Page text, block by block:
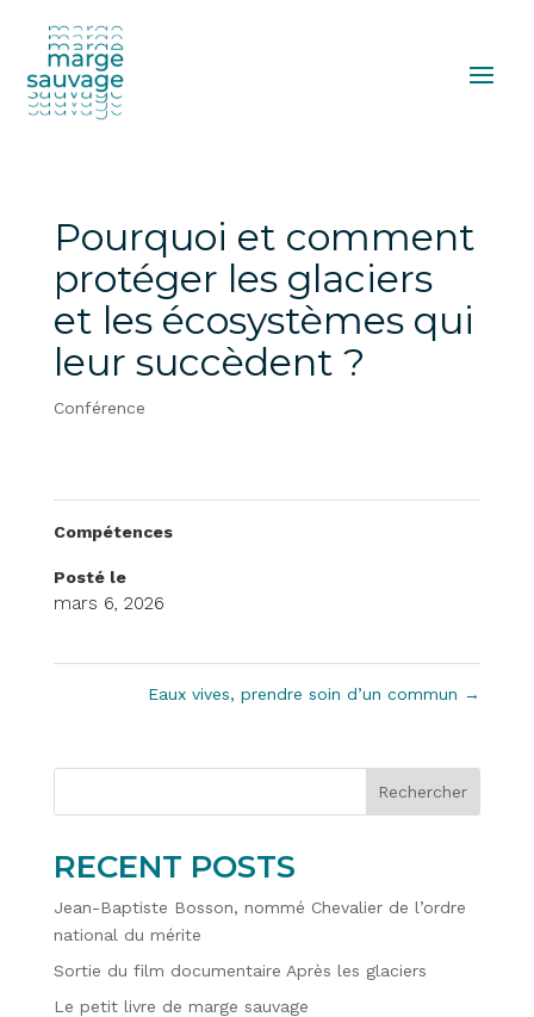
Pourquoi et comment
protéger les glaciers
et les écosystèmes qui
leur succèdent ?
Conférence
Compétences
Posté le
mars 6, 2026
Eaux vives, prendre soin d’un commun →
Rechercher
RECENT POSTS
Jean-Baptiste Bosson, nommé Chevalier de l’ordre
national du mérite
Sortie du film documentaire Après les glaciers
Le petit livre de marge sauvage